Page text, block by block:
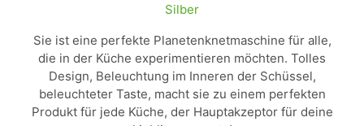
Silber
Sie ist eine perfekte Planetenknetmaschine für alle,
die in der Küche experimentieren möchten. Tolles
Design, Beleuchtung im Inneren der Schüssel,
beleuchteter Taste, macht sie zu einem perfekten
Produkt für jede Küche, der Hauptakzeptor für deine